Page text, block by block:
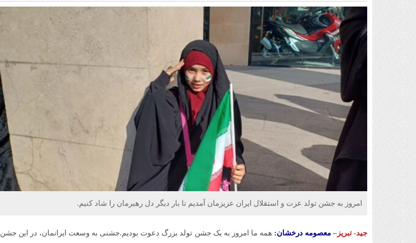
امروز به جشن تولد عزت و استقلال ایران عزیزمان آمدیم تا بار دیگر دل رهبرمان را شاد کنیم.
جید- تبریز– معصومه درخشان: همه ما امروز به یک جشن تولد بزرگ دعوت بودیم.جشنی به وسعت ایرانمان، در این جشن